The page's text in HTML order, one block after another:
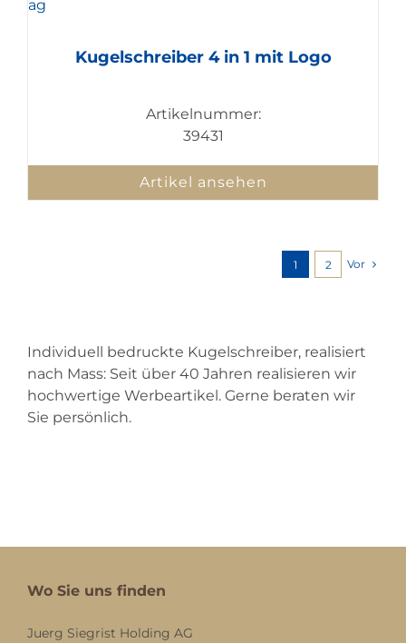
Kugelschreiber 4 in 1 mit Logo
Artikelnummer:
39431
Artikel ansehen
1 2 Vor
Individuell bedruckte Kugelschreiber, realisiert
nach Mass: Seit über 40 Jahren realisieren wir
hochwertige Werbeartikel. Gerne beraten wir
Sie persönlich.
Wo Sie uns finden
Juerg Siegrist Holding AG